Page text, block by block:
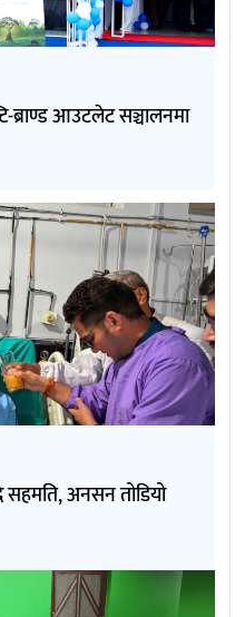
ब्राण्ड आउटलेट सञ्चालनमा
अनसन तोडियो